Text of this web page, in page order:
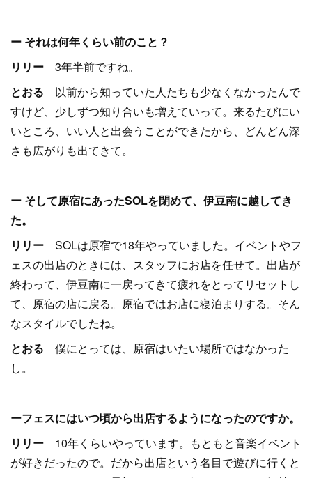
ー それは何年くらい前のこと？
リリー 3年半前ですね。
とおる 以前から知っていた人たちも少なくなかったんで
すけど、少しずつ知り合いも増えていって。来るたびにい
いところ、いい人と出会うことができたから、どんどん深
さも広がりも出てきて。
ー そして原宿にあったSOLを閉めて、伊豆南に越してき
た。
リリー SOLは原宿で18年やっていました。イベントやフ
ェスの出店のときには、スタッフにお店を任せて。出店が
終わって、伊豆南に一戻ってきて疲れをとってリセットし
て、原宿の店に戻る。原宿ではお店に寝泊まりする。そん
なスタイルでしたね。
とおる 僕にとっては、原宿はいたい場所ではなかった
し。
ーフェスにはいつ頃から出店するようになったのですか。
リリー 10年くらいやっています。もともと音楽イベント
が好きだったので。だから出店という名目で遊びに行くと